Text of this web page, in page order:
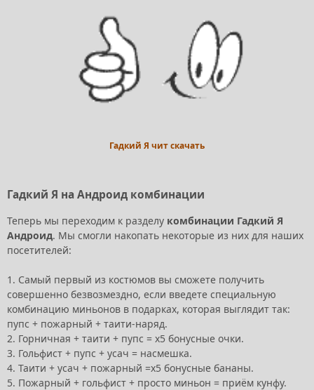
Гадкий Я чит скачать
Гадкий Я на Андроид комбинации
Теперь мы переходим к разделу комбинации Гадкий Я
Андроид. Мы смогли накопать некоторые из них для наших
посетителей:
1. Самый первый из костюмов вы сможете получить
совершенно безвозмездно, если введете специальную
комбинацию миньонов в подарках, которая выглядит так:
пупс + пожарный + таити-наряд.
2. Горничная + таити + пупс = х5 бонусные очки.
3. Гольфист + пупс + усач = насмешка.
4. Таити + усач + пожарный =х5 бонусные бананы.
5. Пожарный + гольфист + просто миньон = приём кунфу.